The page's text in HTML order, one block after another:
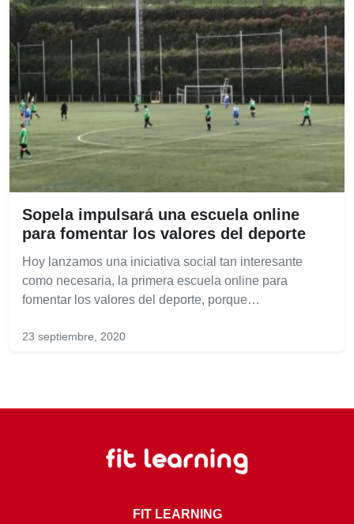
Sopela impulsará una escuela online
para fomentar los valores del deporte
Hoy lanzamos una iniciativa social tan interesante
como necesaria, la primera escuela online para
fomentar los valores del deporte, porque…
23 septiembre, 2020
FIT LEARNING